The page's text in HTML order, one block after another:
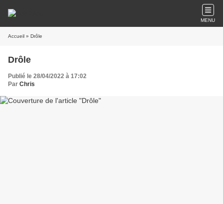
MENU
Accueil » Drôle
Drôle
Publié le 28/04/2022 à 17:02
Par Chris